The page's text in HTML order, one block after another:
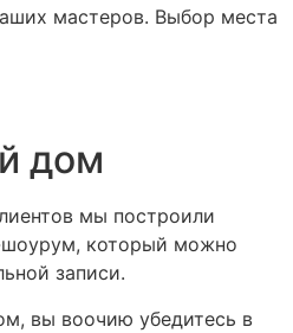
мастеров. Выбор места
дом
мы построили
который можно
записи.
вы воочию убедитесь в